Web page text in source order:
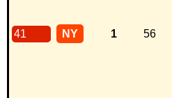
41 NY 1 56